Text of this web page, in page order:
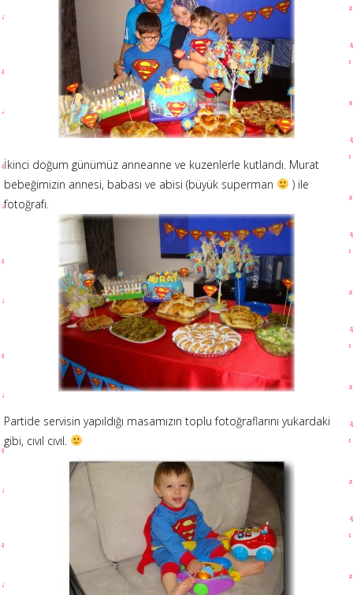
İkinci doğum günümüz anneanne ve kuzenlerle kutlandı. Murat
bebeğimizin annesi, babası ve abisi (büyük superman
) ile
fotoğrafı.
Partide servisin yapıldığı masamızın toplu fotoğraflarını yukardaki
gibi, cıvıl cıvıl.